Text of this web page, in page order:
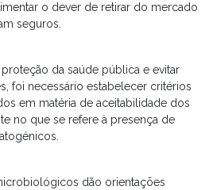
o dever de retirar do mercado
seguros.
da saúde pública e evitar
foi necessário estabelecer critérios
em matéria de aceitabilidade dos
no que se refere à presença de
dão orientações